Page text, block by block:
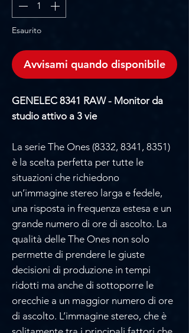
Esaurito
Avvisami quando disponibile
GENELEC 8341 RAW - Monitor da
studio attivo a 3 vie
La serie The Ones (8332, 8341, 8351)
è la scelta perfetta per tutte le
situazioni che richiedono
un’immagine stereo larga e fedele,
una risposta in frequenza estesa e un
grande numero di ore di ascolto. La
qualità delle The Ones non solo
permette di prendere le giuste
decisioni di produzione in tempi
ridotti ma anche di sottoporre le
orecchie a un maggior numero di ore
di ascolto. L’immagine stereo, che è